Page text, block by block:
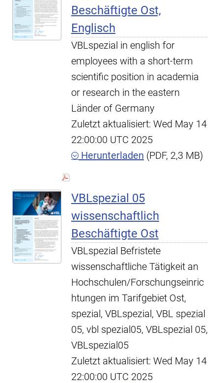
Beschäftigte Ost,
Englisch
VBLspezial in english for
employees with a short-term
scientific position in academia
or research in the eastern
Länder of Germany
Zuletzt aktualisiert: Wed May 14
22:00:00 UTC 2025
Herunterladen (PDF, 2,3 MB)
VBLspezial 05
wissenschaftlich
Beschäftigte Ost
VBLspezial Befristete
wissenschaftliche Tätigkeit an
Hochschulen/Forschungseinric
htungen im Tarifgebiet Ost,
spezial, VBLspezial, VBL spezial
05, vbl spezial05, VBLspezial 05,
VBLspezial05
Zuletzt aktualisiert: Wed May 14
22:00:00 UTC 2025